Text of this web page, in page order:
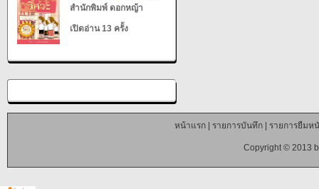
สำนักพิมพ์ ดอกหญ้า
เปิดอ่าน 13 ครั้ง
หน้าแรก| รายการบันทึก| รายการยืมห
Copyright © 2013